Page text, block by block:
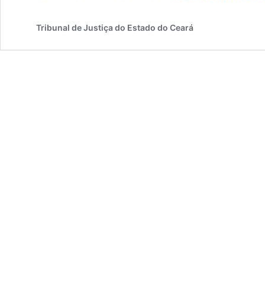
Tribunal de Justiça do Estado do Ceará